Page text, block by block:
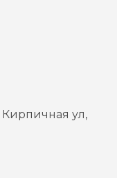
Кирпичная ул,